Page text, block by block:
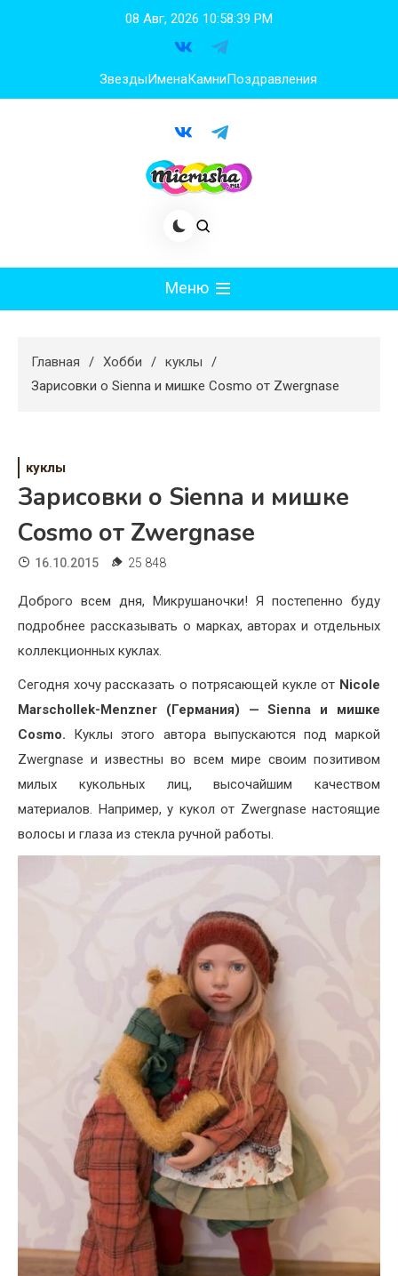
08 Авг, 2026 10:58:40 PM
ЗвездыИменаКамниПоздравления
Меню
Худеем
Свадьба
Жизнь
Хобби
Красота
Главная Хобби
куклы
Зарисовки о Sienna и мишке Cosmo от Zwergnase
куклы
Зарисовки о Sienna и мишке
Cosmo от Zwergnase
16.10.2015 25 848
Доброго всем дня, Микрушаночки! Я постепенно буду
подробнее рассказывать о марках, авторах и отдельных
коллекционных куклах.
Сегодня хочу рассказать о потрясающей кукле от Nicole
Marschollek-Menzner (Германия) — Sienna и мишке
Cosmo. Куклы этого автора выпускаются под маркой
Zwergnase и известны во всем мире своим позитивом
милых кукольных лиц, высочайшим качеством
материалов. Например, у кукол от Zwergnase настоящие
волосы и глаза из стекла ручной работы.